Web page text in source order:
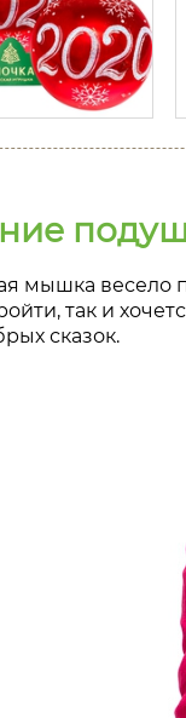
мышка весело
так и
сказок.